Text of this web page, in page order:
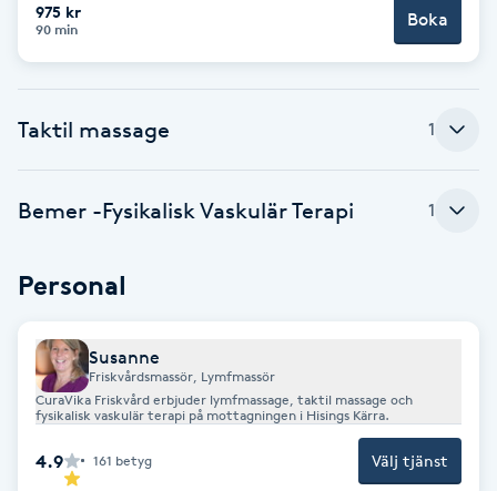
Bottenfärg
Brynfärgning
Brynplockning
Celluliter
Coachning
Color correction
975 kr
90 min Boka
Taktil massage 1
Bemer -Fysikalisk Vaskulär Terapi 1
Personal
Susanne
Friskvårdsmassör, Lymfmassör
CuraVika Friskvård erbjuder lymfmassage, taktil massage och
fysikalisk vaskulär terapi på mottagningen i Hisings Kärra.
4.9 161 betyg Välj tjänst